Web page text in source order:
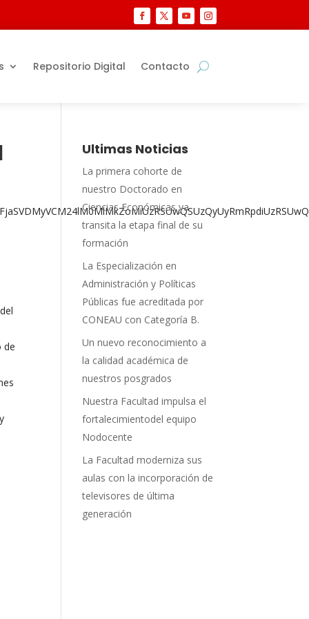
Repositorio Digital Contacto
de
Ultimas Noticias
La primera cohorte de
nuestro Doctorado en
Ciencias Económicas ya
transita la etapa final de su
formación
La Especialización en
Administración y Políticas
Públicas fue acreditada por
CONEAU con Categoría B.
Un nuevo reconocimiento a
la calidad académica de
nuestros posgrados
Nuestra Facultad impulsa el
fortalecimientodel equipo
Nodocente
La Facultad moderniza sus
aulas con la incorporación de
televisores de última
generación